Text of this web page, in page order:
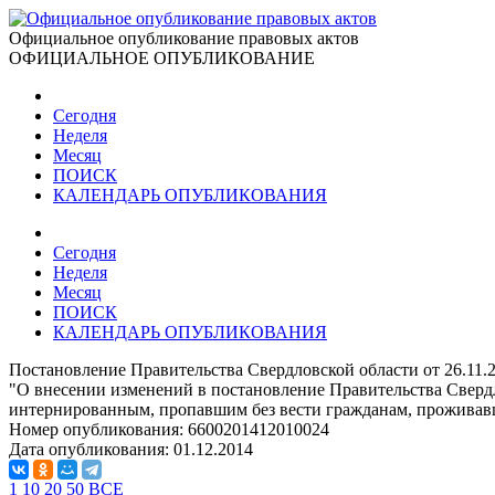
Официальное опубликование правовых актов
ОФИЦИАЛЬНОЕ ОПУБЛИКОВАНИЕ
Сегодня
Неделя
Месяц
ПОИСК
КАЛЕНДАРЬ ОПУБЛИКОВАНИЯ
Сегодня
Неделя
Месяц
ПОИСК
КАЛЕНДАРЬ ОПУБЛИКОВАНИЯ
Постановление Правительства Свердловской области от
"О внесении изменений в постановление Правительства
интернированным, пропавшим без вести гражданам,
Номер опубликования: 6600201412010024
Дата опубликования: 01.12.2014
1 10 20 50 ВСЕ